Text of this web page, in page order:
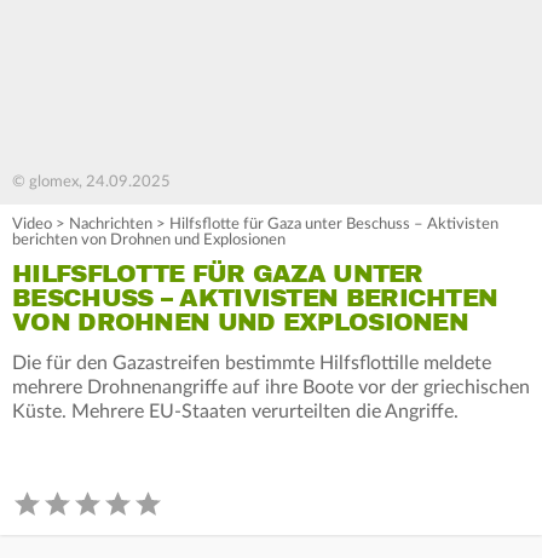
© glomex, 24.09.2025
Video > Nachrichten > Hilfsflotte für Gaza unter Beschuss – Aktivisten
berichten von Drohnen und Explosionen
HILFSFLOTTE FÜR GAZA UNTER
BESCHUSS – AKTIVISTEN BERICHTEN
VON DROHNEN UND EXPLOSIONEN
Die für den Gazastreifen bestimmte Hilfsflottille meldete
mehrere Drohnenangriffe auf ihre Boote vor der griechischen
Küste. Mehrere EU-Staaten verurteilten die Angriffe.